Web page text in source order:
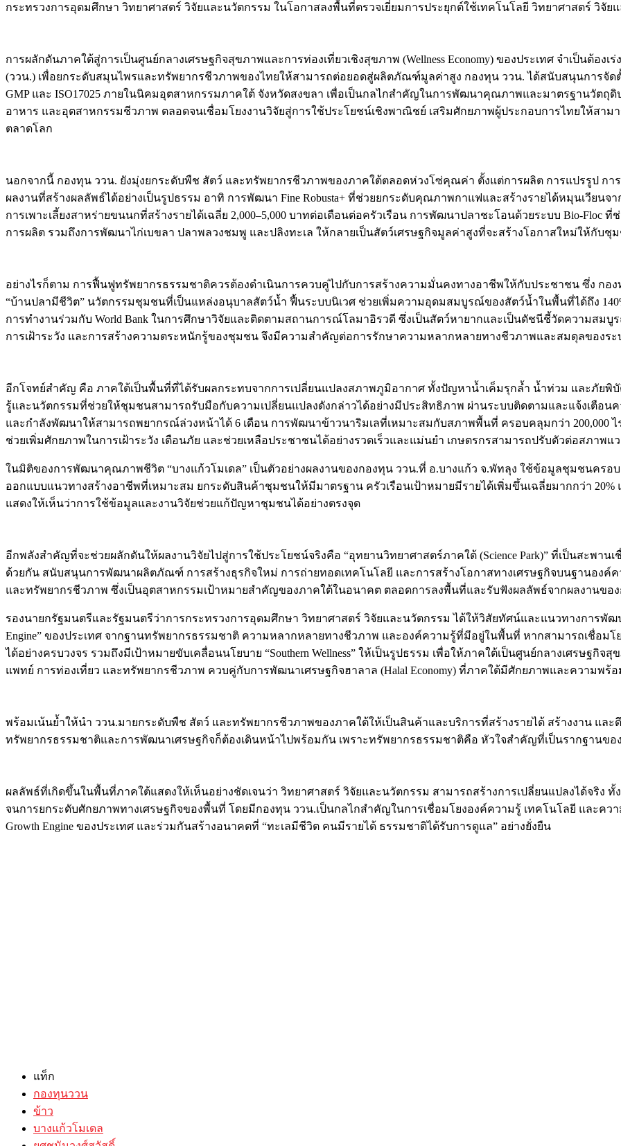
กระทรวงการอุดมศึกษา วิทยาศาสตร์ วิจัยและนวัตกรรม ในโอกาสลงพื้นที่ตรวจเยี่ยมการประยุกต์ใช้เทคโนโลยี วิทยาศาสตร์ วิจั
การผลักดันภาคใต้สู่การเป็นศูนย์กลางเศรษฐกิจสุขภาพและการท่องเที่ยวเชิงสุขภาพ (Wellness Economy) ของประเทศ จำเป็นต้อ
(ววน.) เพื่อยกระดับสมุนไพรและทรัพยากรชีวภาพของไทยให้สามารถต่อยอดสู่ผลิตภัณฑ์มูลค่าสูง กองทุน ววน. ได้สนับสนุนการจั
GMP และ ISO17025 ภายในนิคมอุตสาหกรรมภาคใต้ จังหวัดสงขลา เพื่อเป็นกลไกสำคัญในการพัฒนาคุณภาพและมาตรฐานวัต
อาหาร และอุตสาหกรรมชีวภาพ ตลอดจนเชื่อมโยงงานวิจัยสู่การใช้ประโยชน์เชิงพาณิชย์ เสริมศักยภาพผู้ประกอบการไทยให้
ตลาดโลก
นอกจากนี้ กองทุน ววน. ยังมุ่งยกระดับพืช สัตว์ และทรัพยากรชีวภาพของภาคใต้ตลอดห่วงโซ่คุณค่า ตั้งแต่การผลิต การแปรรูป ก
ผลงานที่สร้างผลลัพธ์ได้อย่างเป็นรูปธรรม อาทิ การพัฒนา Fine Robusta+ ที่ช่วยยกระดับคุณภาพกาแฟและสร้างรายได้หมุนเวียน
การเพาะเลี้ยงสาหร่ายขนนกที่สร้างรายได้เฉลี่ย 2,000–5,000 บาทต่อเดือนต่อครัวเรือน การพัฒนาปลาชะโอนด้วยระบบ Bio-Floc ที่
การผลิต รวมถึงการพัฒนาไก่เบขลา ปลาพลวงชมพู และปลิงทะเล ให้กลายเป็นสัตว์เศรษฐกิจมูลค่าสูงที่จะสร้างโอกาสใหม่ให้กับ
อย่างไรก็ตาม การฟื้นฟูทรัพยากรธรรมชาติควรต้องดำเนินการควบคู่ไปกับการสร้างความมั่นคงทางอาชีพให้กับประชาชน ซึ่ง ก
“บ้านปลามีชีวิต” นวัตกรรมชุมชนที่เป็นแหล่งอนุบาลสัตว์น้ำ ฟื้นระบบนิเวศ ช่วยเพิ่มความอุดมสมบูรณ์ของสัตว์น้ำในพื้นที่ได้ถึง
การทำงานร่วมกับ World Bank ในการศึกษาวิจัยและติดตามสถานการณ์โลมาอิรวดี ซึ่งเป็นสัตว์หายากและเป็นดัชนีชี้วัดความสมบู
การเฝ้าระวัง และการสร้างความตระหนักรู้ของชุมชน จึงมีความสำคัญต่อการรักษาความหลากหลายทางชีวภาพและสมดุลของระ
อีกโจทย์สำคัญ คือ ภาคใต้เป็นพื้นที่ที่ได้รับผลกระทบจากการเปลี่ยนแปลงสภาพภูมิอากาศ ทั้งปัญหาน้ำเค็มรุกล้ำ น้ำท่วม และภัย
รู้และนวัตกรรมที่ช่วยให้ชุมชนสามารถรับมือกับความเปลี่ยนแปลงดังกล่าวได้อย่างมีประสิทธิภาพ ผ่านระบบติดตามและแจ้งเตือน
และกำลังพัฒนาให้สามารถพยากรณ์ล่วงหน้าได้ 6 เดือน การพัฒนาข้าวนาริมเลที่เหมาะสมกับสภาพพื้นที่ ครอบคลุมกว่า 200,000
ช่วยเพิ่มศักยภาพในการเฝ้าระวัง เตือนภัย และช่วยเหลือประชาชนได้อย่างรวดเร็วและแม่นยำ เกษตรกรสามารถปรับตัวต่อสภาพ
ในมิติของการพัฒนาคุณภาพชีวิต “บางแก้วโมเดล” เป็นตัวอย่างผลงานของกองทุน ววน.ที่ อ.บางแก้ว จ.พัทลุง ใช้ข้อมูลชุมชนครอ
ออกแบบแนวทางสร้างอาชีพที่เหมาะสม ยกระดับสินค้าชุมชนให้มีมาตรฐาน ครัวเรือนเป้าหมายมีรายได้เพิ่มขึ้นเฉลี่ยมากกว่า 20%
แสดงให้เห็นว่าการใช้ข้อมูลและงานวิจัยช่วยแก้ปัญหาชุมชนได้อย่างตรงจุด
อีกพลังสำคัญที่จะช่วยผลักดันให้ผลงานวิจัยไปสู่การใช้ประโยชน์จริงคือ “อุทยานวิทยาศาสตร์ภาคใต้ (Science Park)” ที่เป็นสะพา
ด้วยกัน สนับสนุนการพัฒนาผลิตภัณฑ์ การสร้างธุรกิจใหม่ การถ่ายทอดเทคโนโลยี และการสร้างโอกาสทางเศรษฐกิจบนฐานองค์
และทรัพยากรชีวภาพ ซึ่งเป็นอุตสาหกรรมเป้าหมายสำคัญของภาคใต้ในอนาคต ตลอดการลงพื้นที่และรับฟังผลลัพธ์จากผลงานขอ
รองนายกรัฐมนตรีและรัฐมนตรีว่าการกระทรวงการอุดมศึกษา วิทยาศาสตร์ วิจัยและนวัตกรรม ได้ให้วิสัยทัศน์และแนวทางการพัฒ
Engine” ของประเทศ จากฐานทรัพยากรธรรมชาติ ความหลากหลายทางชีวภาพ และองค์ความรู้ที่มีอยู่ในพื้นที่ หากสามารถเชื่อม
ได้อย่างครบวงจร รวมถึงมีเป้าหมายขับเคลื่อนนโยบาย “Southern Wellness” ให้เป็นรูปธรรม เพื่อให้ภาคใต้เป็นศูนย์กลางเศรษฐ
แพทย์ การท่องเที่ยว และทรัพยากรชีวภาพ ควบคู่กับการพัฒนาเศรษฐกิจฮาลาล (Halal Economy) ที่ภาคใต้มีศักยภาพและความพร้
พร้อมเน้นย้ำให้นำ ววน.มายกระดับพืช สัตว์ และทรัพยากรชีวภาพของภาคใต้ให้เป็นสินค้าและบริการที่สร้างรายได้ สร้างงาน แ
ทรัพยากรธรรมชาติและการพัฒนาเศรษฐกิจก็ต้องเดินหน้าไปพร้อมกัน เพราะทรัพยากรธรรมชาติคือ หัวใจสำคัญที่เป็นรากฐาน
ผลลัพธ์ที่เกิดขึ้นในพื้นที่ภาคใต้แสดงให้เห็นอย่างชัดเจนว่า วิทยาศาสตร์ วิจัยและนวัตกรรม สามารถสร้างการเปลี่ยนแปลงได้จริง
จนการยกระดับศักยภาพทางเศรษฐกิจของพื้นที่ โดยมีกองทุน ววน.เป็นกลไกสำคัญในการเชื่อมโยงองค์ความรู้ เทคโนโลยี และค
Growth Engine ของประเทศ และร่วมกันสร้างอนาคตที่ “ทะเลมีชีวิต คนมีรายได้ ธรรมชาติได้รับการดูแล” อย่างยั่งยืน
แท็ก
กองทุนววน
ข้าว
บางแก้วโมเดล